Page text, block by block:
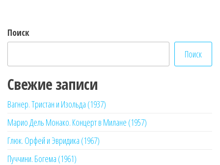
Поиск
Поиск
Свежие записи
Вагнер. Тристан и Изольда (1937)
Марио Дель Монако. Концерт в Милане (1957)
Глюк. Орфей и Эвридика (1967)
Пуччини. Богема (1961)